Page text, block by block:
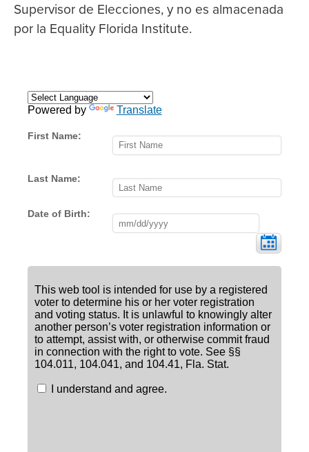
Supervisor de Elecciones, y no es almacenada
por la Equality Florida Institute.